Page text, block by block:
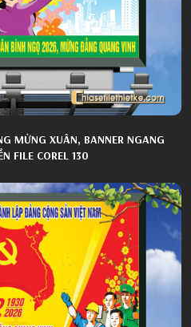
MỪNG XUÂN, BANNER NGANG
FILE COREL 130